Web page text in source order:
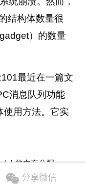
结构体数量很
gadget）的数量
最近在一篇文
消息队列功能
使用方法。它实
slab的内存分配
分享微信